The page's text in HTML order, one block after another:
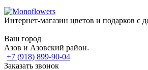
Интернет-магазин цветов и подарков с
Ваш город
Азов и Азовский район
+7 (918) 899-90-04
Заказать звонок